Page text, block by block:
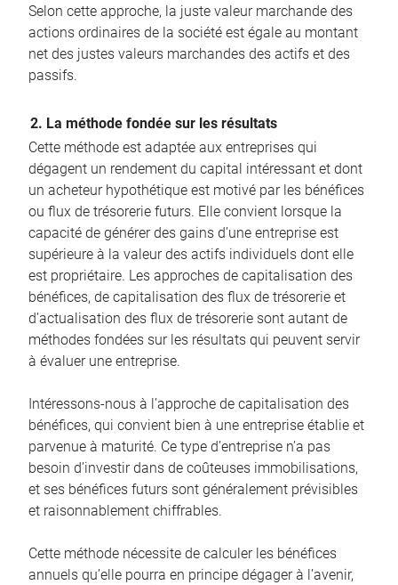
Selon cette approche, la juste valeur marchande des
actions ordinaires de la société est égale au montant
net des justes valeurs marchandes des actifs et des
passifs.
2. La méthode fondée sur les résultats
Cette méthode est adaptée aux entreprises qui
dégagent un rendement du capital intéressant et dont
un acheteur hypothétique est motivé par les bénéfices
ou flux de trésorerie futurs. Elle convient lorsque la
capacité de générer des gains d’une entreprise est
supérieure à la valeur des actifs individuels dont elle
est propriétaire. Les approches de capitalisation des
bénéfices, de capitalisation des flux de trésorerie et
d’actualisation des flux de trésorerie sont autant de
méthodes fondées sur les résultats qui peuvent servir
à évaluer une entreprise.
Intéressons-nous à l’approche de capitalisation des
bénéfices, qui convient bien à une entreprise établie et
parvenue à maturité. Ce type d’entreprise n’a pas
besoin d’investir dans de coûteuses immobilisations,
et ses bénéfices futurs sont généralement prévisibles
et raisonnablement chiffrables.
Cette méthode nécessite de calculer les bénéfices
annuels qu’elle pourra en principe dégager à l’avenir,